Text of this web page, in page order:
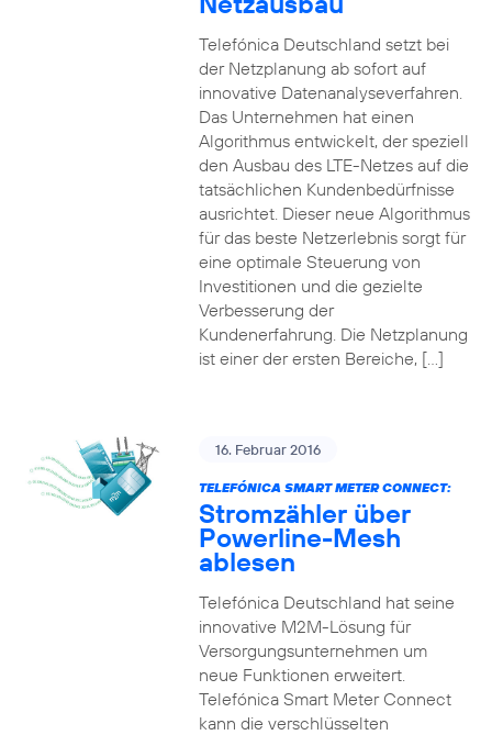
Telefónica Deutschland setzt bei
der Netzplanung ab sofort auf
innovative Datenanalyseverfahren.
Das Unternehmen hat einen
Algorithmus entwickelt, der speziell
den Ausbau des LTE-Netzes auf die
tatsächlichen Kundenbedürfnisse
ausrichtet. Dieser neue Algorithmus
für das beste Netzerlebnis sorgt für
eine optimale Steuerung von
Investitionen und die gezielte
Verbesserung der
Kundenerfahrung. Die Netzplanung
ist einer der ersten Bereiche, […]
16. Februar 2016
TELEFÓNICA SMART METER CONNECT:
Stromzähler über
Powerline-Mesh
ablesen
Telefónica Deutschland hat seine
innovative M2M-Lösung für
Versorgungsunternehmen um
neue Funktionen erweitert.
Telefónica Smart Meter Connect
kann die verschlüsselten